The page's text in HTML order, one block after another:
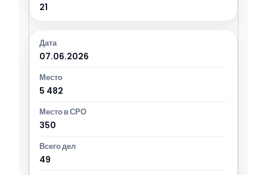
21
07.06.2026
5 482
350
49